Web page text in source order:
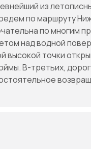
из
по маршруту
по многим
над водной
высокой точки
В-третьих,